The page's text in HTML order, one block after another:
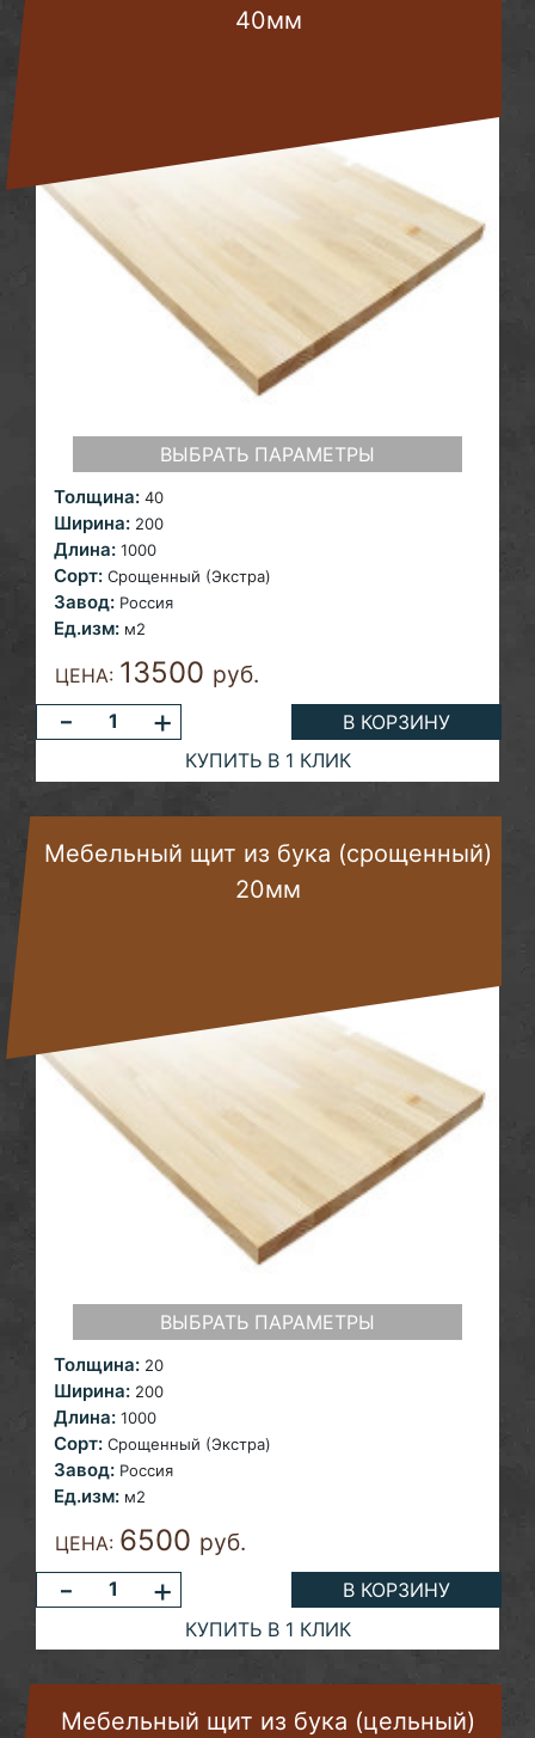
40мм
ВЫБРАТЬ ПАРАМЕТРЫ
Толщина: 40
Ширина: 200
Длина: 1000
Сорт: Срощенный (Экстра)
Завод: Россия
Ед.изм: м2
ЦЕНА: 13500 руб.
- +
В КОРЗИНУ
КУПИТЬ В 1 КЛИК
Мебельный щит из бука (срощенный)
20мм
ВЫБРАТЬ ПАРАМЕТРЫ
Толщина: 20
Ширина: 200
Длина: 1000
Сорт: Срощенный (Экстра)
Завод: Россия
Ед.изм: м2
ЦЕНА: 6500 руб.
- +
В КОРЗИНУ
КУПИТЬ В 1 КЛИК
Мебельный щит из бука (цельный)